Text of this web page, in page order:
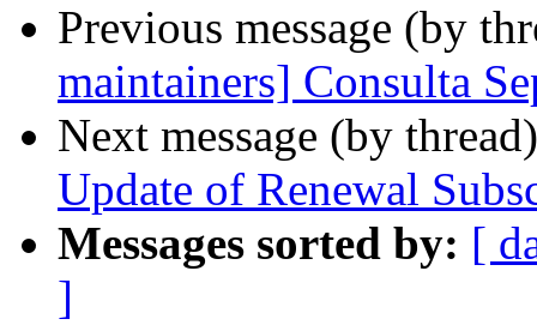
Previous message (by
maintainers] Consulta
Next message (by
Update of Renewal
Messages sorted by: [
]